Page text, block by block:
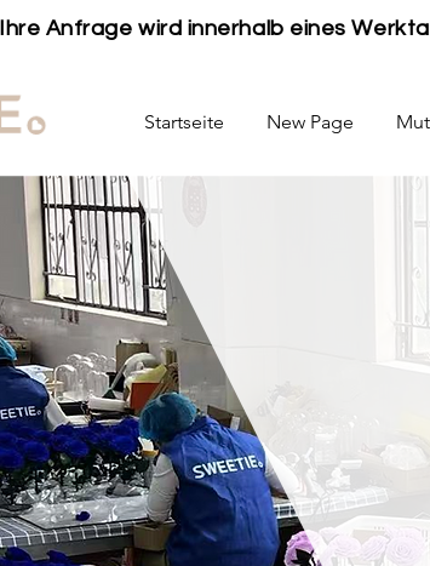
Ihre Anfrage wird innerhalb eines
Startseite New Page